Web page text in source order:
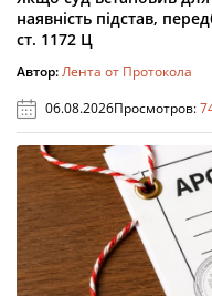
наявність підстав,
ст. 1172 Ц
Автор:Лента от Протокола
06.08.2026Просмотров: